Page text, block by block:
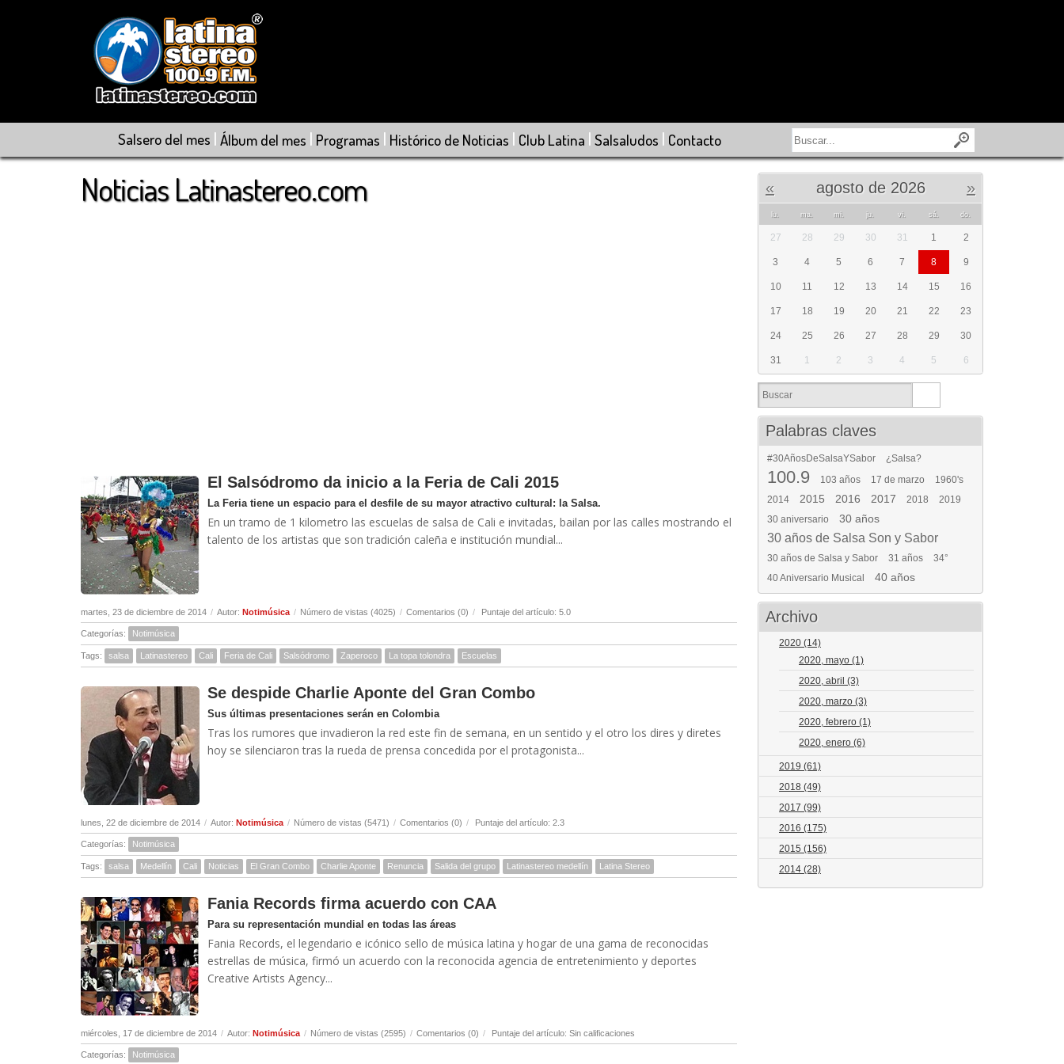
Salsero del mes | Álbum del mes | Programas | Histórico de Noticias | Club Latina | Salsaludos | Contacto
Noticias Latinastereo.com
El Salsódromo da inicio a la Feria de Cali 2015
La Feria tiene un espacio para el desfile de su mayor atractivo cultural: la Salsa.
En un tramo de 1 kilometro las escuelas de salsa de Cali e invitadas, bailan por las calles mostrando el
talento de los artistas que son tradición caleña e institución mundial...
martes, 23 de diciembre de 2014 / Autor: Notimúsica / Número de vistas (4025) / Comentarios (0) / Puntaje del artículo: 5.0
Categorías: Notimúsica
Tags: salsa Latinastereo Cali Feria de Cali Salsódromo Zaperoco La topa tolondra Escuelas
Se despide Charlie Aponte del Gran Combo
Sus últimas presentaciones serán en Colombia
Tras los rumores que invadieron la red este fin de semana, en un sentido y el otro los dires y diretes
hoy se silenciaron tras la rueda de prensa concedida por el protagonista...
lunes, 22 de diciembre de 2014 / Autor: Notimúsica / Número de vistas (5471) / Comentarios (0) / Puntaje del artículo: 2.3
Categorías: Notimúsica
Tags: salsa Medellín Cali Noticias El Gran Combo Charlie Aponte Renuncia Salida del grupo Latinastereo medellín Latina Stereo
Fania Records firma acuerdo con CAA
Para su representación mundial en todas las áreas
Fania Records, el legendario e icónico sello de música latina y hogar de una gama de reconocidas
estrellas de música, firmó un acuerdo con la reconocida agencia de entretenimiento y deportes
Creative Artists Agency...
miércoles, 17 de diciembre de 2014 / Autor: Notimúsica / Número de vistas (2595) / Comentarios (0) / Puntaje del artículo: Sin calificaciones
Categorías: Notimúsica
« agosto de 2026 »
lu. ma. mi. ju. vi. sá. do.
27 28 29 30 31 1 2
3 4 5 6 7 8 9
10 11 12 13 14 15 16
17 18 19 20 21 22 23
24 25 26 27 28 29 30
31 1 2 3 4 5 6
Palabras claves
#30AñosDeSalsaYSabor ¿Salsa?
100.9 103 años 17 de marzo
1960's
2014
2015 2016 2017 2018
2019
30 aniversario
30 años
30 años de Salsa Son y Sabor
30 años de Salsa y Sabor 31 años
34°
40 Aniversario Musical
40 años
Archivo
2020 (14)
2020, mayo (1)
2020, abril (3)
2020, marzo (3)
2020, febrero (1)
2020, enero (6)
2019 (61)
2018 (49)
2017 (99)
2016 (175)
2015 (156)
2014 (28)